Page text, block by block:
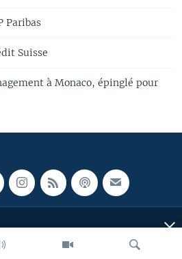
Paribas
Suisse
à Monaco, épinglé pour